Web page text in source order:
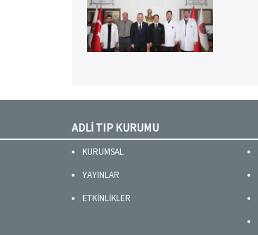
ADLİ TIP KURUMU
KURUMSAL
YAYINLAR
ETKİNLİKLER